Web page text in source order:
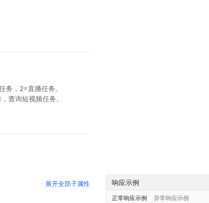
务，2=直播任务。
查询短视频任务。
展开全部子属性
响应示例
正常响应示例 异常响应示例